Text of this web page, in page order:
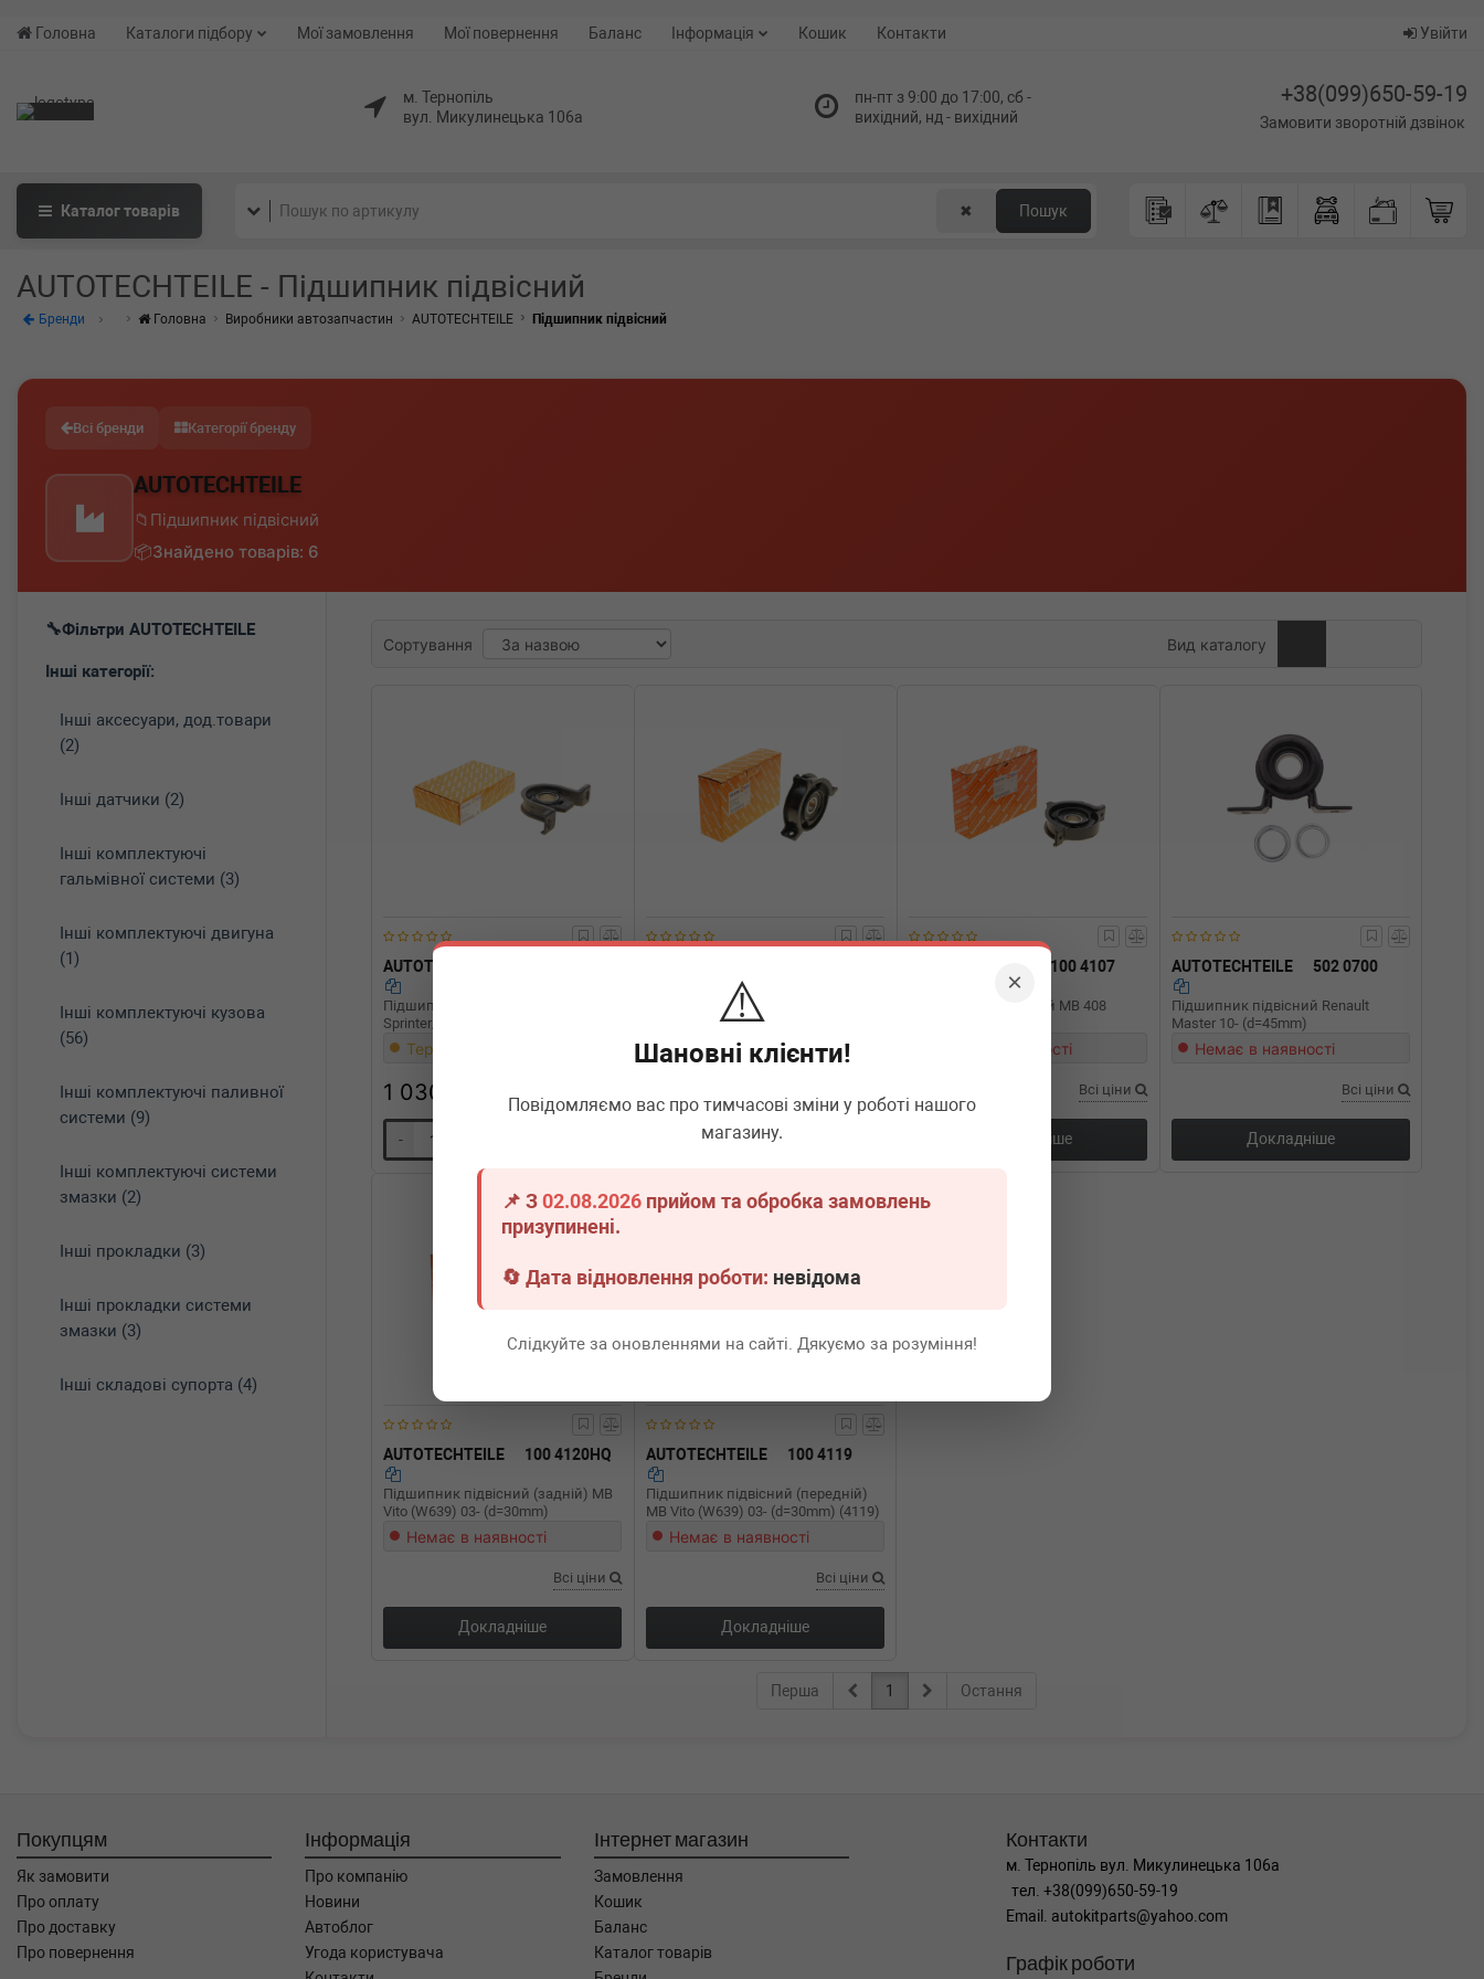
×
⚠️
Шановні клієнти!
Повідомляємо вас про тимчасові зміни у роботі нашого
магазину.
📌 З02.08.2026 прийом та обробка замовлень
призупинені.
🔄 Дата відновлення роботи: невідома
Слідкуйте за оновленнями на сайті. Дякуємо за розуміння!
Головна Каталоги підбору Мої замовлення Мої повернення Баланс Інформація Кошик Контакти Увійти
м. Тернопіль
вул. Микулинецька 106а
пн-пт з 9:00 до 17:00, сб -
вихідний, нд - вихідний
+38(099)650-59-19
Замовити зворотній дзвінок
Каталогтоварів ✖ Пошук
AUTOTECHTEILE - Підшипник підвісний
Бренди Головна Виробники автозапчастин AUTOTECHTEILE Підшипник підвісний
Всі бренди Категорії бренду
AUTOTECHTEILE
Підшипник підвісний
Знайдено товарів: 6
Фільтри AUTOTECHTEILE
Інші категорії:
Інші аксесуари, дод.товари
(2)
Інші датчики (2)
Інші комплектуючі
гальмівної системи (3)
Інші комплектуючі двигуна
(1)
Інші комплектуючі кузова
(56)
Інші комплектуючі паливної
системи (9)
Інші комплектуючі системи
змазки (2)
Інші прокладки (3)
Інші прокладки системи
змазки (3)
Інші складові супорта (4)
Сортування Вид каталогу
AUTOTECHTEILE
Підшипник підвісний MB
Sprinter/VW LT 96- (4102)
Термін 1 дн.
1 030
-
Підшипник підвісний МВ 508
(d=30mm) (4108)
Термін 1 дн. 1 шт.
+
100 4107
Підшипник підвісний MB 408
Немає в наявності
Всі ціни
Докладніше
AUTOTECHTEILE 502 0700
Підшипник підвісний Renault
Master 10- (d=45mm)
Немає в наявності
Всі ціни
Докладніше
AUTOTECHTEILE 100 4120HQ
Підшипник підвісний (задній) MB
Vito (W639) 03- (d=30mm)
Немає в наявності
Всі ціни
Докладніше
AUTOTECHTEILE 100 4119
Підшипник підвісний (передній)
MB Vito (W639) 03- (d=30mm) (4119)
Немає в наявності
Всі ціни
Докладніше
Перша 1 Остання
Покупцям
Як замовити
Про оплату
Про доставку
Про повернення
Інформація
Про компанію
Новини
Автоблог
Угода користувача
Інтернет магазин
Замовлення
Кошик
Баланс
Каталог товарів
Контакти
м. Тернопіль вул. Микулинецька 106а
тел. +38(099)650-59-19
Email. autokitparts@yahoo.com
Графік роботи